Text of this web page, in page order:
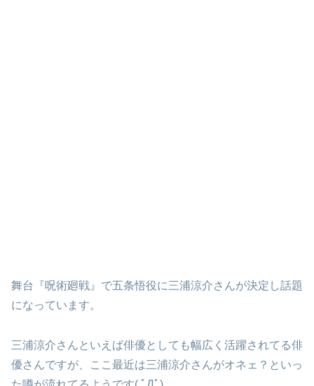
舞台『呪術廻戦』で五条悟役に三浦涼介さんが決定し話題
になっています。
三浦涼介さんといえば俳優としても幅広く活躍されてる俳
優さんですが、ここ最近は三浦涼介さんがオネェ？といっ